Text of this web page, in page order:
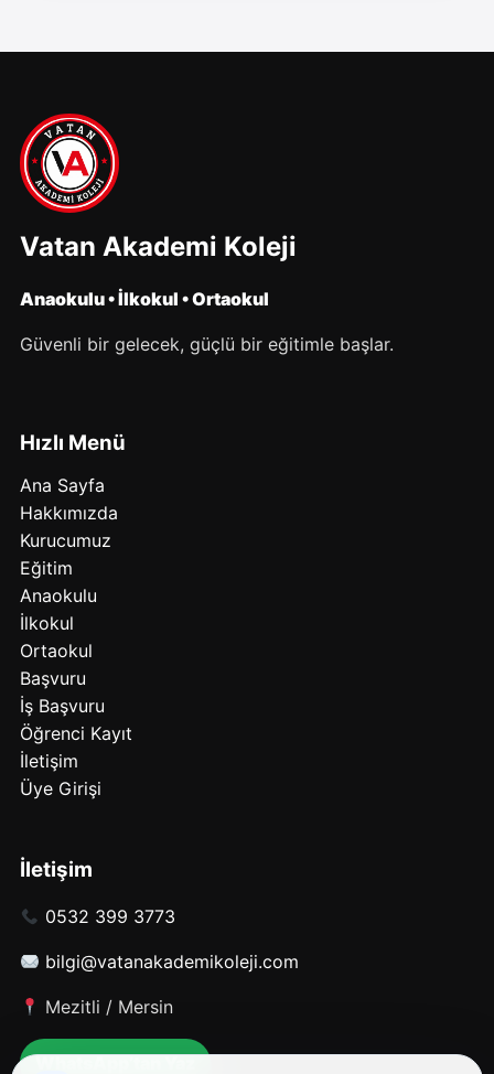
Vatan Akademi Koleji
Anaokulu • İlkokul • Ortaokul
Güvenli bir gelecek, güçlü bir eğitimle başlar.
Hızlı Menü
Ana Sayfa
Hakkımızda
Kurucumuz
Eğitim
Anaokulu
İlkokul
Ortaokul
Başvuru
İş Başvuru
Öğrenci Kayıt
İletişim
Üye Girişi
İletişim
0532 399 3773
bilgi@vatanakademikoleji.com
Mezitli / Mersin
WhatsApp’tan Yaz